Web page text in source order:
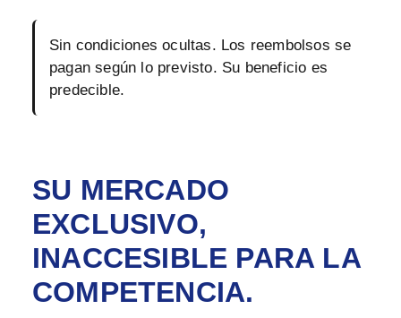
Sin condiciones ocultas. Los reembolsos se
pagan según lo previsto. Su beneficio es
predecible.
SU MERCADO
EXCLUSIVO,
INACCESIBLE PARA LA
COMPETENCIA.